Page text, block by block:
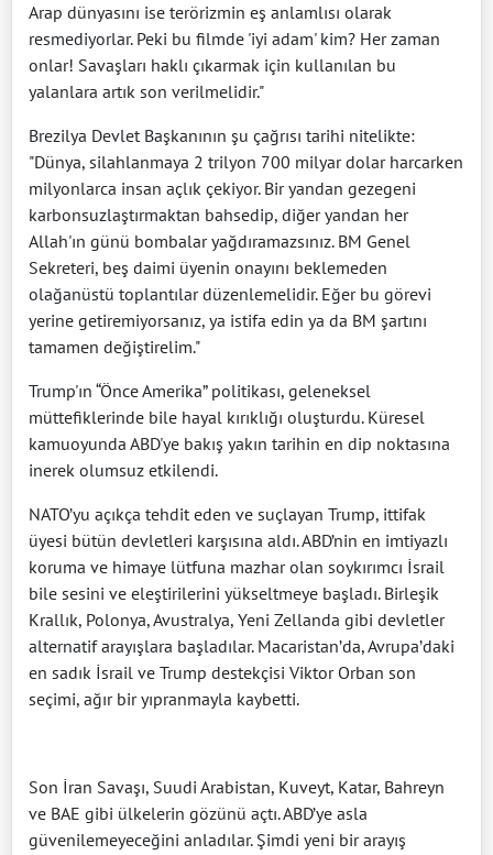
Arap dünyasını ise terörizmin eş anlamlısı olarak
resmediyorlar. Peki bu filmde 'iyi adam' kim? Her zaman
onlar! Savaşları haklı çıkarmak için kullanılan bu
yalanlara artık son verilmelidir."
Brezilya Devlet Başkanının şu çağrısı tarihi nitelikte:
"Dünya, silahlanmaya 2 trilyon 700 milyar dolar harcarken
milyonlarca insan açlık çekiyor. Bir yandan gezegeni
karbonsuzlaştırmaktan bahsedip, diğer yandan her
Allah'ın günü bombalar yağdıramazsınız. BM Genel
Sekreteri, beş daimi üyenin onayını beklemeden
olağanüstü toplantılar düzenlemelidir. Eğer bu görevi
yerine getiremiyorsanız, ya istifa edin ya da BM şartını
tamamen değiştirelim."
Trump'ın “Önce Amerika” politikası, geleneksel
müttefiklerinde bile hayal kırıklığı oluşturdu. Küresel
kamuoyunda ABD'ye bakış yakın tarihin en dip noktasına
inerek olumsuz etkilendi.
NATO’yu açıkça tehdit eden ve suçlayan Trump, ittifak
üyesi bütün devletleri karşısına aldı. ABD’nin en imtiyazlı
koruma ve himaye lütfuna mazhar olan soykırımcı İsrail
bile sesini ve eleştirilerini yükseltmeye başladı. Birleşik
Krallık, Polonya, Avustralya, Yeni Zellanda gibi devletler
alternatif arayışlara başladılar. Macaristan’da, Avrupa’daki
en sadık İsrail ve Trump destekçisi Viktor Orban son
seçimi, ağır bir yıpranmayla kaybetti.
Son İran Savaşı, Suudi Arabistan, Kuveyt, Katar, Bahreyn
ve BAE gibi ülkelerin gözünü açtı. ABD’ye asla
güvenilemeyeceğini anladılar. Şimdi yeni bir arayış